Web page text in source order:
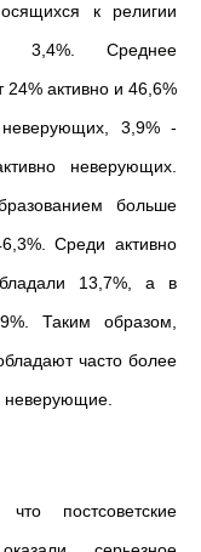
к религии
3,4%. Среднее
активно и 46,6%
3,9% -
неверующих.
больше
Среди активно
13,7%, а в
Таким образом,
часто более
неверующие.
постсоветские